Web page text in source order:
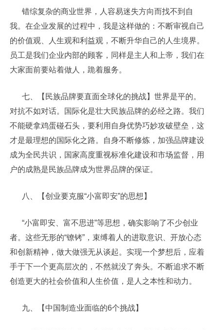
错综复杂的商业世界，人容易迷失方向而找不到自
我。在企业发展的过程中，我是这样做的：不断审视自己
的价值观、人生观和利益观，不断升华自己的人生境界。
员工是我们企业内部的顾客，同样是主人和上帝，我们在
大家面前要站着做人，跪着服务。
七、【民族品牌要直面全球化的挑战】世界是平的。
对抗不如对话。国际化是壮大民族品牌的必经之路。我们
不能硬拿鸡蛋碰石头，要利用自身优势巧妙攻破壁垒，这
才是最理想的国际化之路。自身不断修炼，加强品牌建设
成为全民共识，国家高度重视标准化建设和市场监督，用
户的成熟是民族品牌成为世界品牌的保证。
八、【创业要克服“小富即安”的思想】
“小富即安、富不思进”等思想，确实影响了不少创业
者。这些无形的“镣铐”，束缚着人的进取意识、开放心态
和创新精神，做大做强无从谈起。实现一个梦想后，应着
手于下一个更高层次的，不然就没了奔头。不断追求不断
创造更大的社会价值和人生价值，是人之本性和动力。
九、【中国制造业面临的6个挑战】